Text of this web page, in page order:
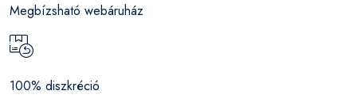
Megbízsható webáruház
100% diszkréció